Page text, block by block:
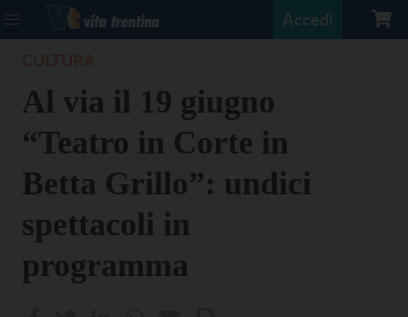
Accedi
Al via il 19 giugno
“Teatro in Corte in
Betta Grillo”: undici
spettacoli in
programma